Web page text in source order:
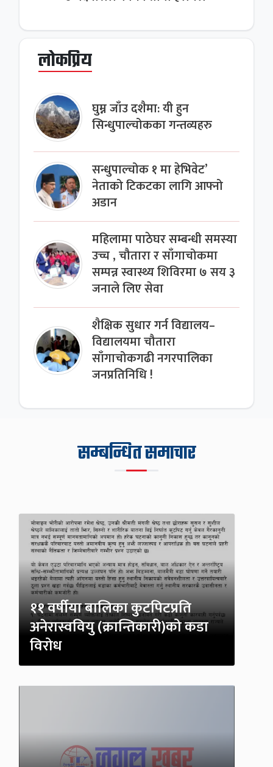
लोकप्रिय
घुम्न जाँउ दशैमा: यी हुन
सिन्धुपाल्चोकका गन्तव्यहरु
सन्धुपाल्चोक १ मा हेभिवेट’
नेताको टिकटका लागि आफ्नो
अडान
महिलामा पाठेघर सम्बन्धी समस्या
उच्च , चौतारा र साँगाचोकमा
सम्पन्न स्वास्थ्य शिविरमा ७ सय ३
जनाले लिए सेवा
शैक्षिक सुधार गर्न विद्यालय–
विद्यालयमा चौतारा
साँगाचोकगढी नगरपालिका
जनप्रतिनिधि !
सम्बन्धित समाचार
११ वर्षीया बालिका कुटपिटप्रति
अनेरास्ववियु (क्रान्तिकारी)को कडा
विरोध